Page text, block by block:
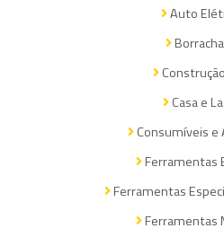
Auto
Casa e
Consumíveis e
Ferramentas
Ferramentas
Ferramentas